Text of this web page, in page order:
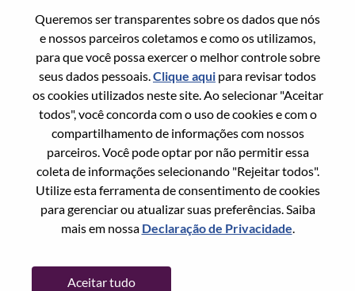
Queremos ser transparentes sobre os dados que nós
e nossos parceiros coletamos e como os utilizamos,
para que você possa exercer o melhor controle sobre
seus dados pessoais.Clique aqui para revisar todos
os cookies utilizados neste site. Ao selecionar "Aceitar
todos", você concorda com o uso de cookies e com o
compartilhamento de informações com nossos
parceiros. Você pode optar por não permitir essa
coleta de informações selecionando "Rejeitar todos".
Utilize esta ferramenta de consentimento de cookies
para gerenciar ou atualizar suas preferências. Saiba
mais em nossa Declaração de Privacidade.
Aceitar tudo
Enter the email address associated with your
account, then click "Continue".
Vamos enviar por email um link para você
redefinir sua senha.
Redefinir senha com seu email
Email*
Continuar